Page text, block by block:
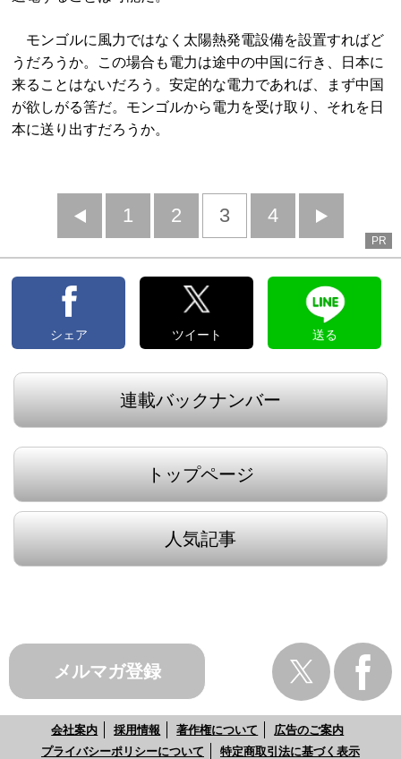
モンゴルに風力ではなく太陽熱発電設備を設置すればど
うだろうか。この場合も電力は途中の中国に行き、日本に
来ることはないだろう。安定的な電力であれば、まず中国
が欲しがる筈だ。モンゴルから電力を受け取り、それを日
本に送り出すだろうか。
前
へ
1 2 3 4
へ
PR
シェア ツイート 送る
連載バックナンバー
トップページ
人気記事
メルマガ登録
会社案内 採用情報 著作権について
広告のご案内
プライバシーポリシーについて
特定商取引法に基づく表示